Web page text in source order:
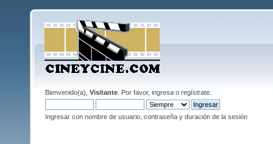
Bienvenido(a), Visitante . Por favor, ingresa o regístrate
Ingresar con nombre de usuario, contraseña y duración de la sesión